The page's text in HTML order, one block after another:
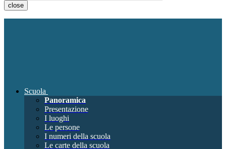
close
Scuola
Panoramica
Presentazione
I luoghi
Le persone
I numeri della scuola
Le carte della scuola